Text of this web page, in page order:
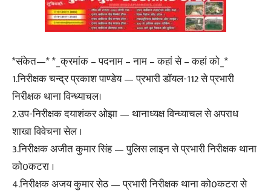
*संकेत—* *_क्रमांक – पदनाम – नाम – कहां से – कहां को_*
1.निरीक्षक चन्द्र प्रकाश पाण्डेय — प्रभारी डॉयल-112 से प्रभारी
निरीक्षक थाना विन्ध्याचल।
2.उप-निरीक्षक दयाशंकर ओझा — थानाध्यक्ष विन्ध्याचल से अपराध
शाखा विवेचना सेल ।
3.निरीक्षक अजीत कुमार सिंह — पुलिस लाइन से प्रभारी निरीक्षक थाना
को0कटरा ।
4.निरीक्षक अजय कुमार सेठ — प्रभारी निरीक्षक थाना को0कटरा से